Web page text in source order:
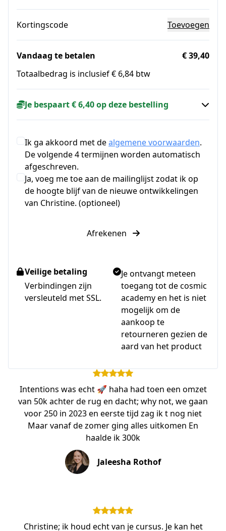
Kortingscode Toevoegen
Vandaag te betalen
€ 39,40
Totaalbedrag is inclusief € 6,84 btw
Je bespaart € 6,40 op deze bestelling
Ik ga akkoord met dealgemene voorwaarden.
De volgende 4 termijnen worden automatisch
afgeschreven.
Ja, voeg me toe aan de mailinglijst zodat ik op
de hoogte blijf van de nieuwe ontwikkelingen
van Christine. (optioneel)
Afrekenen
Veilige betaling
Verbindingen zijn
versleuteld met SSL.
Je ontvangt meteen
toegang tot de cosmic
academy en het is niet
mogelijk om de
aankoop te
retourneren gezien de
aard van het product
Intentions was echt 🚀 haha had toen een omzet
van 50k achter de rug en dacht; why not, we gaan
voor 250 in 2023 en eerste tijd zag ik t nog niet
Maar vanaf de zomer ging alles uitkomen En
haalde ik 300k
Jaleesha Rothof
Christine; ik houd echt van je cursus. Je kan het